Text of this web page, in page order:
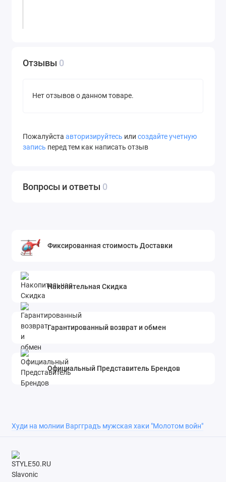
Отзывы 0
Нет отзывов о данном товаре.
Пожалуйста авторизируйтесь или создайте учетную
запись перед тем как написать отзыв
Вопросы и ответы 0
Фиксированная стоимость Доставки
Накопительная Скидка
Гарантированный возврат и обмен
Официальный Представитель Брендов
Худи на молнии Варгградъ мужская хаки "Молотом войн"